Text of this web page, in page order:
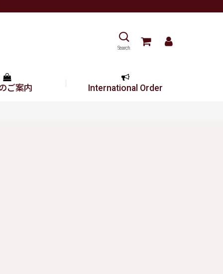
Search
ご案内 International Order